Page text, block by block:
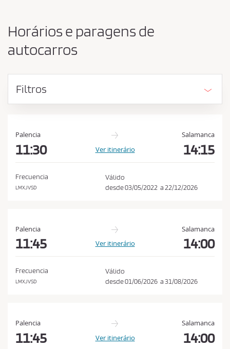
g
m
d
t
o
i
a
r
n
i
s
d
c
r
a
Horários e paragens de
autocarros
Palencia Salamanca
11:30 Ver itinerário 14:15
Frecuencia
LMXJVSD
Válido
desde03/05/2022 a 22/12/2026
Palencia Salamanca
11:45 Ver itinerário 14:00
Frecuencia
LMXJVSD
Válido
desde01/06/2026 a 31/08/2026
Palencia Salamanca
11:45 Ver itinerário 14:00
Filtros